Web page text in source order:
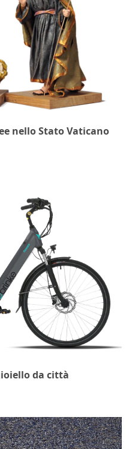
nello Stato Vaticano
da città